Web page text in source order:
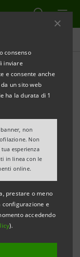
consenso
inviare
e consente anche
un sito web
ha la durata di 1
non
Non
esperienza
in linea con le
online.
prestare o meno
configurazione e
accedendo
).
E INTESA
E
per
allo sviluppo
di Vicenza
filiere
e solidità
la crescita